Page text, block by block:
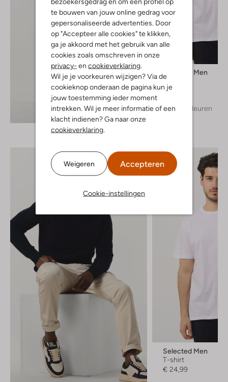
te bouwen van jouw online gedrag voor
gepersonaliseerde advertenties. Door
op "Accepteer alle cookies" te klikken,
ga je akkoord met het gebruik van alle
cookies zoals omschreven in onze
privacy- en cookieverklaring.
Wil je je voorkeuren wijzigen? Via de
cookieknop onderaan de pagina kun je
jouw toestemming ieder moment
intrekken. Wil je meer informatie of een
klacht indienen? Ga naar onze
cookieverklaring.
Weigeren Accepteren
Cookie-instellingen
Ontdek de look
Selected Men
T-shirt
€ 24,99
+ meer kleuren
Selected Men
T-shirt
€ 24,99